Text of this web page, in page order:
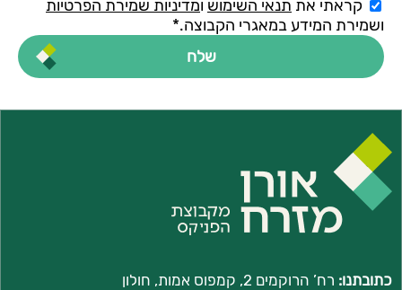
קראתי את תנאי השימוש ומדיניות שמירת הפרטיות
ושמירת המידע במאגרי הקבוצה.*
כתובתנו: רח’ הרוקמים 2, קמפוס אמות, חולון